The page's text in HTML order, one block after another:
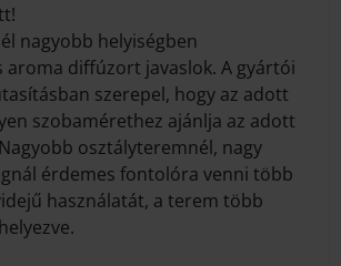
nagyobb helyiségben
aroma diffúzort javaslok. A gyártói
szerepel, hogy az adott
szobamérethez ajánlja az adott
osztályteremnél, nagy
érdemes fontolóra venni több
használatát, a terem több